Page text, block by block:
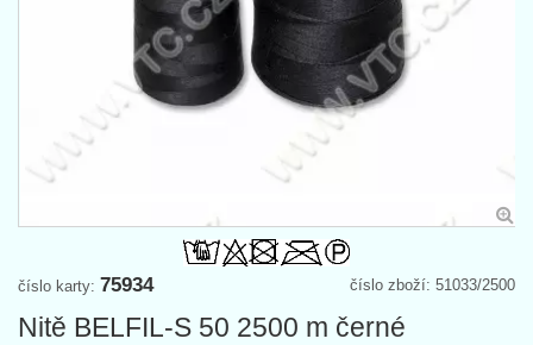
číslo zboží: 51033/2500
číslo karty: 75934
Nitě BELFIL-S 50 2500 m černé